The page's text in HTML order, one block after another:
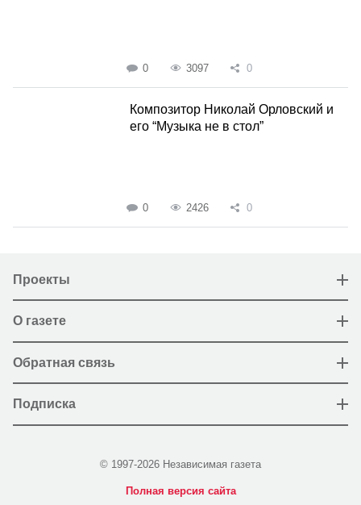
0 3097 0
Композитор Николай Орловский и
его “Музыка не в стол”
0 2426 0
Проекты
О газете
Обратная связь
Подписка
© 1997-2026 Независимая газета
Полная версия сайта